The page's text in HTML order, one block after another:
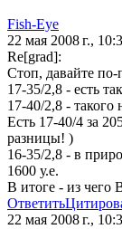
Fish-Eye
22 мая 2008 г.,
Re[grad]:
Стоп, давайте по-
17-35/2,8 - есть
17-40/2,8 - такого
Есть 17-40/4 за
разницы! )
16-35/2,8 - в
1600 у.е.
В итоге - из чего
Ответить
22 мая 2008 г.,